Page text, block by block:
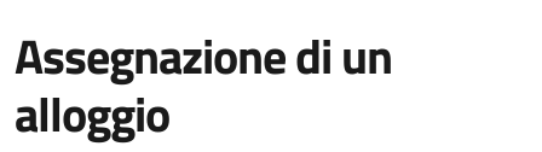
Assegnazione di un
alloggio